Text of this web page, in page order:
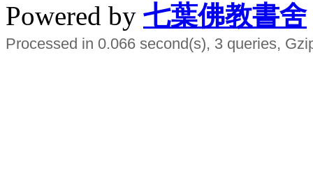
Powered by 七葉佛教書舍
Processed in 0.066 second(s), 3 queries,